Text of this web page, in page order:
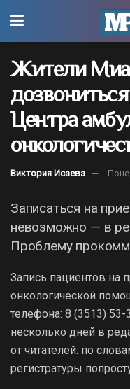
Жители
Центра
Виктория Исаева
Записаться на
невозможно — в
Проблему
Запись пациентов на
онкологической
телефона: 8 (3513)
несколько дней в
от читателей: по
регистратуры